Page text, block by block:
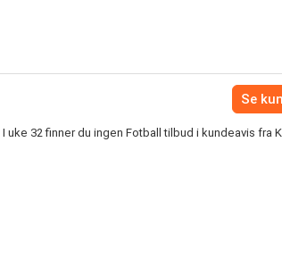
Se
I uke 32 finner du ingen Fotball tilbud i kundeavis fra